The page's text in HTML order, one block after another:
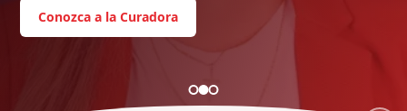
Conozca a la Curadora